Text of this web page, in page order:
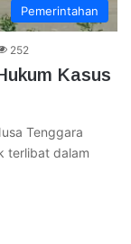
Pemerintahan
252
Kasus
Tenggara
terlibat dalam